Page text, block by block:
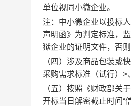
单位视同小微企业。
注：中小微企业以投标
声明函》为判定标准，
狱企业的证明文件，否
（四）涉及商品包装或
采购需求标准（试行） >、
（五）按照《财政部关
开标当日解密截止时间“